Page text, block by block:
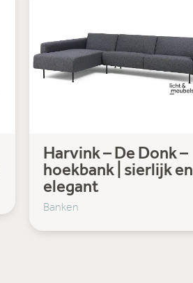
Harvink – De Donk –
hoekbank | sierlijk en
elegant
Banken